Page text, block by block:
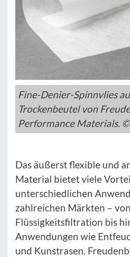
Fine-Denier-Spinnvlies
Trockenbeutel von
Performance Materials.
Das äußerst flexible und
Material bietet viele
unterschiedlichen
zahlreichen Märkten –
Flüssigkeitsfiltration bis
Anwendungen wie
und Kunstrasen.